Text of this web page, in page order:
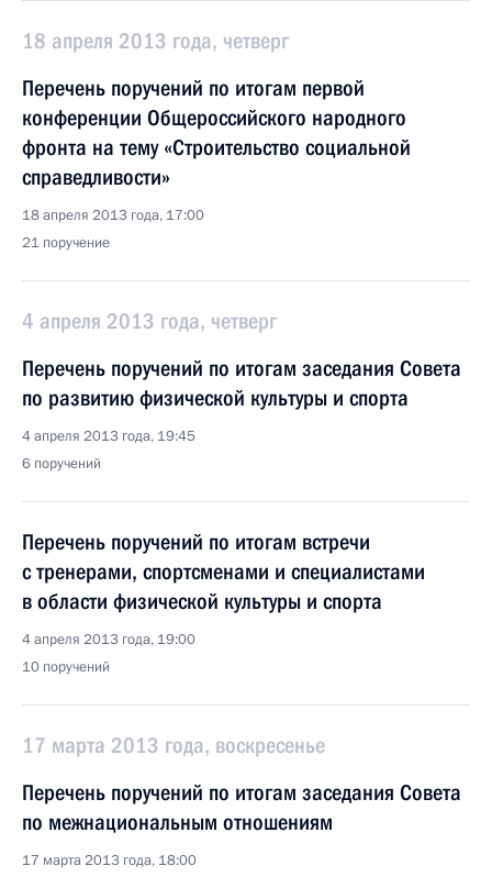
18 апреля 2013 года, четверг
Перечень поручений по итогам первой
конференции Общероссийского народного
фронта на тему «Строительство социальной
справедливости»
18 апреля 2013 года, 17:00
21 поручение
4 апреля 2013 года, четверг
Перечень поручений по итогам заседания Совета
по развитию физической культуры и спорта
4 апреля 2013 года, 19:45
6 поручений
Перечень поручений по итогам встречи
с тренерами, спортсменами и специалистами
в области физической культуры и спорта
4 апреля 2013 года, 19:00
10 поручений
17 марта 2013 года, воскресенье
Перечень поручений по итогам заседания Совета
по межнациональным отношениям
17 марта 2013 года, 18:00